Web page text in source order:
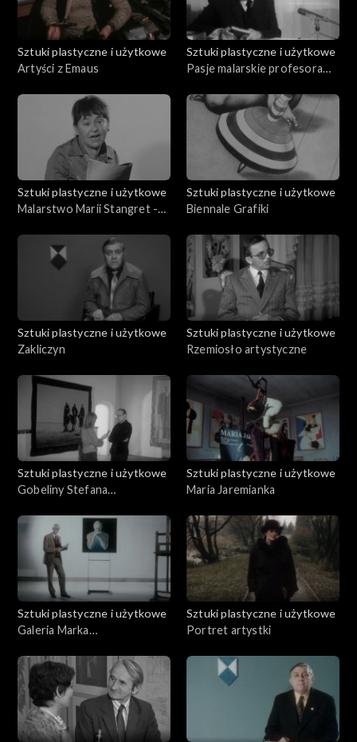
Sztuki plastyczne i użytkowe
Artyści z Emaus
Sztuki plastyczne i użytkowe
Pasje malarskie profesora
Sztuki plastyczne i użytkowe
Malarstwo Marii Stangret -
Sztuki plastyczne i użytkowe
Biennale Grafiki
Sztuki plastyczne i użytkowe
Zakliczyn
Sztuki plastyczne i użytkowe
Rzemiosło artystyczne
Sztuki plastyczne i użytkowe
Gobeliny Stefana
Sztuki plastyczne i użytkowe
Maria Jaremianka
Sztuki plastyczne i użytkowe
Galeria Marka
Sztuki plastyczne i użytkowe
Portret artystki